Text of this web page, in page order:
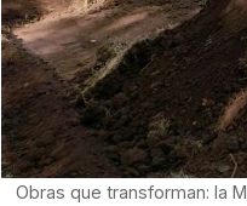
Obras que transforman: la